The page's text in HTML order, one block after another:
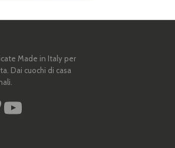
Made in Italy per
Dai cuochi di casa